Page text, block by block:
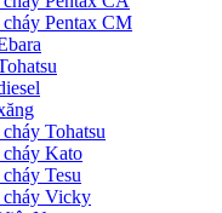
Pentax CM
Tohatsu
Kato
Tesu
cháy Vicky